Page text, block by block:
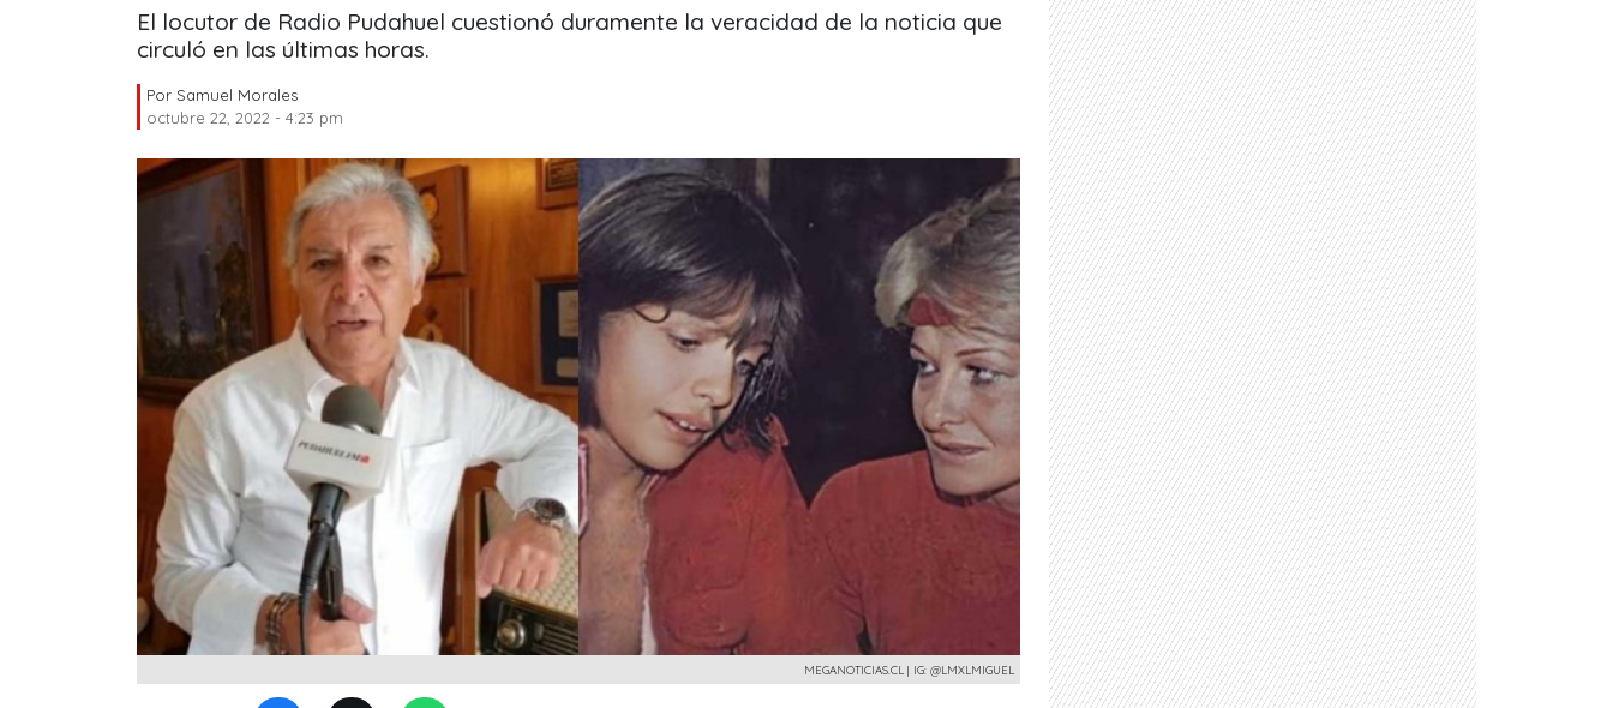
El locutor de Radio Pudahuel cuestionó duramente la veracidad de la noticia que
circuló en las últimas horas.
Por Samuel Morales
octubre 22, 2022 - 4:23 pm
MEGANOTICIAS.CL | IG: @LMXLMIGUEL